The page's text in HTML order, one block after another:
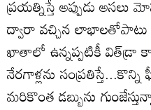
ప్రయత్నిస్తే అప్పుడు
ద్వారా వచ్చిన లాభాలతోపాటు
ఖాతాలో ఉన్నప్పటికీ విత్‌డ్రా
నేరగాళ్లను
మరికొంత డబ్బును